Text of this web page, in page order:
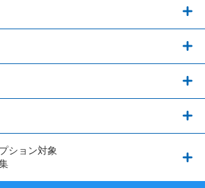
越し
度状況
リ
ついて
ービー
！Re:Dive
実施中！
覧
･通常SIMの初期設定方法
ション対象